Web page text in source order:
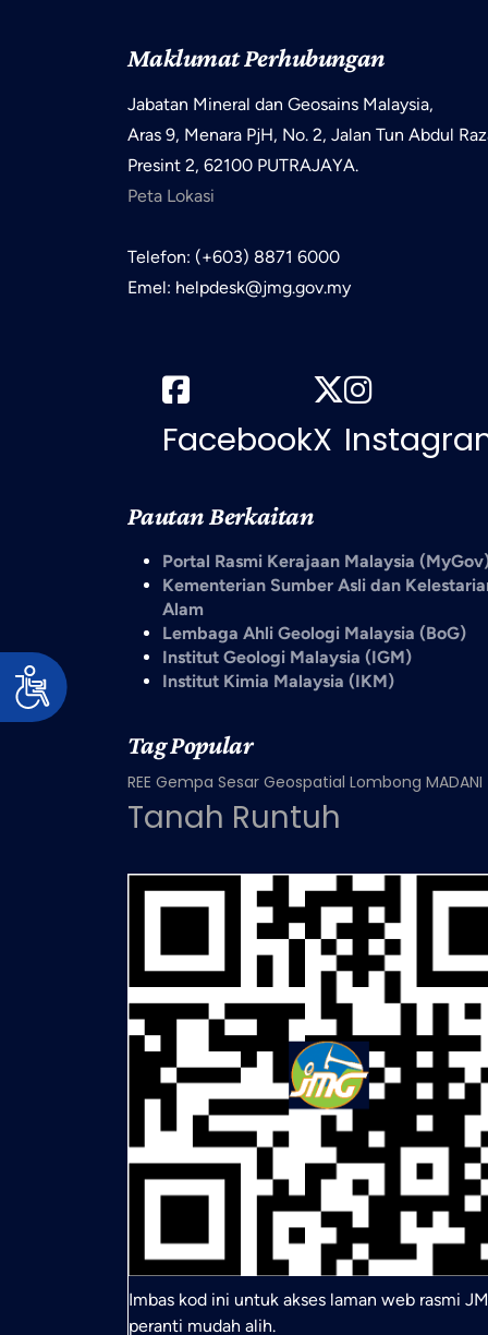
Maklumat Perhubungan
Jabatan Mineral dan Geosains Malaysia,
Aras 9, Menara PjH, No. 2, Jalan Tun Abdul
Presint 2, 62100 PUTRAJAYA.
Peta Lokasi
Telefon: (+603) 8871 6000
Emel: helpdesk@jmg.gov.my
FacebookX
Pautan Berkaitan
Portal Rasmi Kerajaan Malaysia
Kementerian Sumber Asli dan
Alam
Lembaga Ahli Geologi Malaysia (BoG)
Institut Geologi Malaysia (IGM)
Institut Kimia Malaysia (IKM)
Tag Popular
REE Gempa Sesar Geospatial Lombong MADANI
Tanah Runtuh
Imbas kod ini untuk akses laman web rasmi
peranti mudah alih.